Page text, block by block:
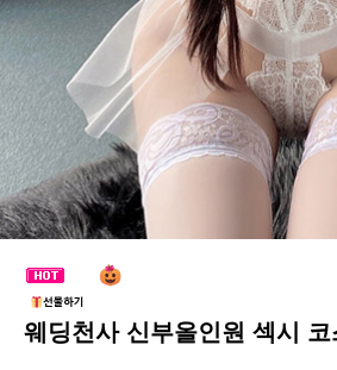
웨딩천사 신부올인원 섹시 코